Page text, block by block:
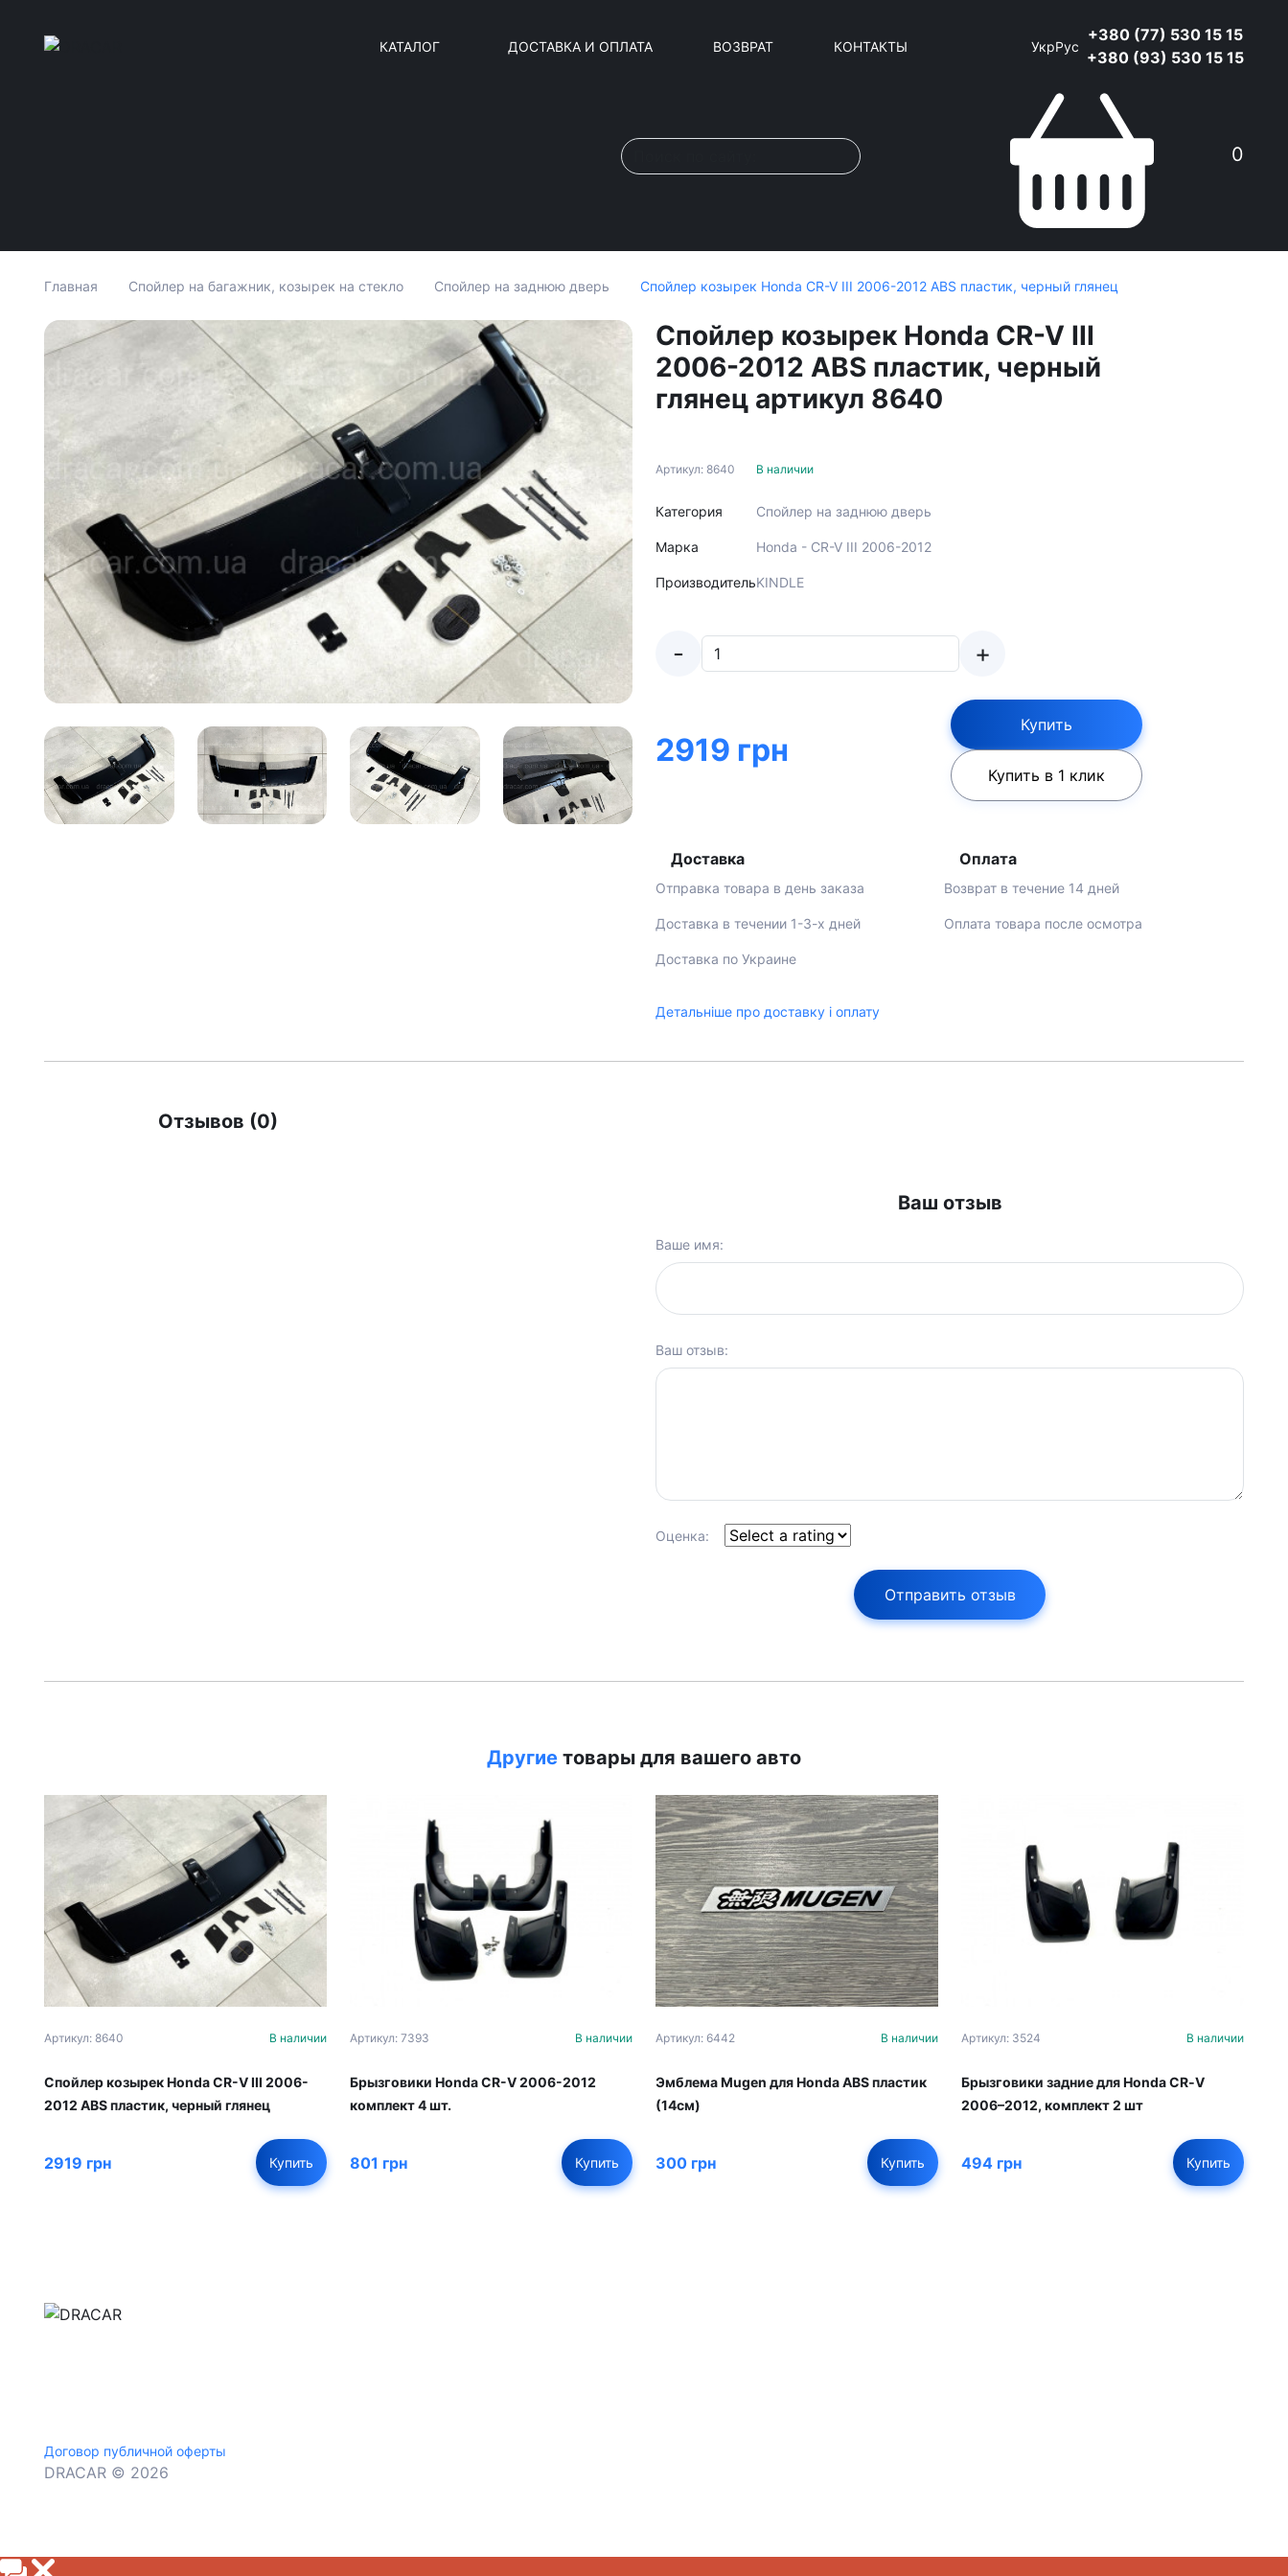
КАТАЛОГ ДОСТАВКА И ОПЛАТА ВОЗВРАТ КОНТАКТЫ УкрРус
+380 (77) 530 15 15
+380 (93) 530 15 15
0
Главная Спойлер на багажник, козырек на стекло Спойлер на заднюю дверь Спойлер козырек Honda CR-V III 2006-2012 ABS пластик, черный глянец
Спойлер козырек Honda CR-V III
2006-2012 ABS пластик, черный
глянец артикул 8640
Артикул: 8640
Категория
Марка
Производитель
В наличии
Спойлер на заднюю дверь
Honda - CR-V III 2006-2012
KINDLE
- +
2919 грн
Купить
Купить в 1 клик
Доставка
Отправка товара в день заказа
Доставка в течении 1-3-х дней
Доставка по Украине
Оплата
Возврат в течение 14 дней
Оплата товара после осмотра
Детальніше про доставку і оплату
Отзывов (0)
Ваш отзыв
Ваше имя:
Ваш отзыв:
Оценка:
Отправить отзыв
Другие товары для вашего авто
Артикул: 8640 В наличии
Спойлер козырек Honda CR-V III 2006-
2012 ABS пластик, черный глянец
2919 грн Купить
Артикул: 7393 В наличии
Брызговики Honda CR-V 2006-2012
комплект 4 шт.
801 грн Купить
Артикул: 6442 В наличии
Эмблема Mugen для Honda ABS пластик
(14см)
300 грн Купить
Артикул: 3524 В наличии
Брызговики задние для Honda CR‑V
2006–2012, комплект 2 шт
494 грн Купить
Договор публичной оферты
DRACAR © 2026